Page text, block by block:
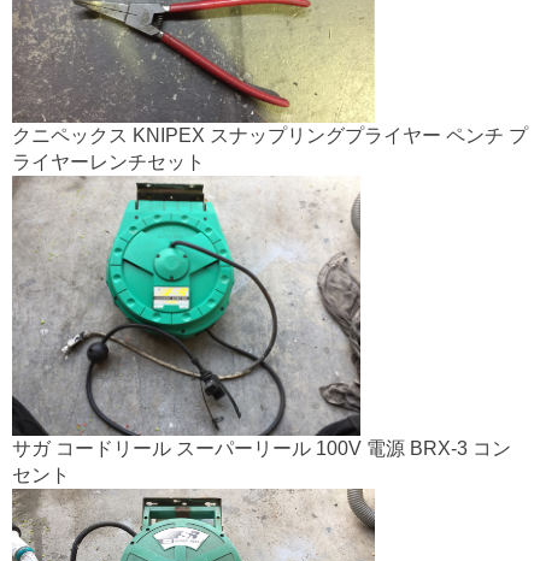
クニペックス KNIPEX スナップリングプライヤー ペンチ プ
ライヤーレンチセット
サガ コードリール スーパーリール 100V 電源 BRX-3 コン
セント